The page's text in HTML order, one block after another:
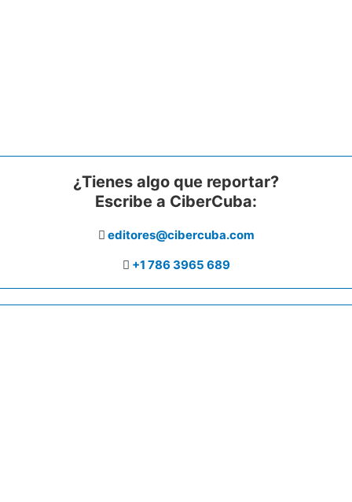
¿Tienes algo que reportar?
Escribe a CiberCuba:
editores@cibercuba.com
+1 786 3965 689